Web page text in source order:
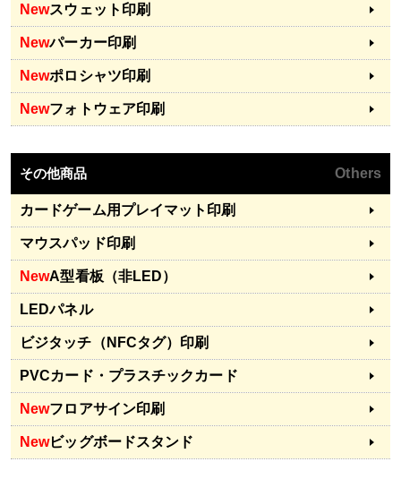
Newスウェット印刷
Newパーカー印刷
Newポロシャツ印刷
Newフォトウェア印刷
その他商品 Others
カードゲーム用プレイマット印刷
マウスパッド印刷
NewA型看板（非LED）
LEDパネル
ビジタッチ（NFCタグ）印刷
PVCカード・プラスチックカード
Newフロアサイン印刷
Newビッグボードスタンド